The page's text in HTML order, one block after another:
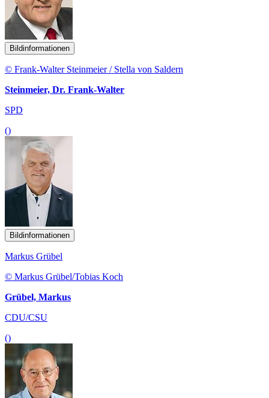
Bildinformationen
© Frank-Walter Steinmeier / Stella von Saldern
Steinmeier, Dr. Frank-Walter
SPD
()
Bildinformationen
Markus Grübel
© Markus Grübel/Tobias Koch
Grübel, Markus
CDU/CSU
()